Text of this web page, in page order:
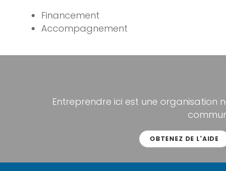
Financement
Accompagnement
Entreprendre ici est une organisation
OBTENEZ DE L'AIDE